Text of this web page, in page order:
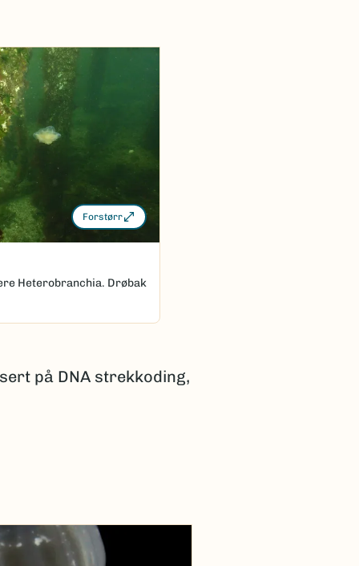
Forstørr
Heterobranchia. Drøbak
på DNA strekkoding,